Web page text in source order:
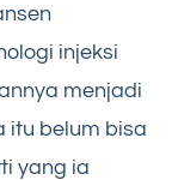
injeksi
menjadi
itu belum bisa
yang ia